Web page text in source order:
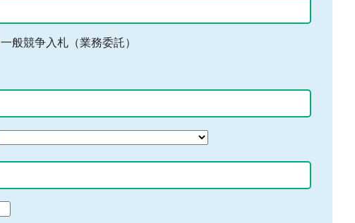
一般競争入札（業務委託）